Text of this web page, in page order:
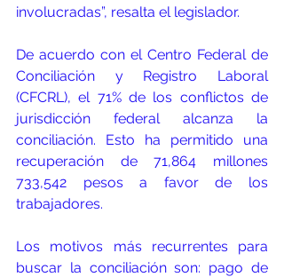
involucradas”, resalta el legislador.
De acuerdo con el Centro Federal de
Conciliación y Registro Laboral
(CFCRL), el 71% de los conflictos de
jurisdicción federal alcanza la
conciliación. Esto ha permitido una
recuperación de 71,864 millones
733,542 pesos a favor de los
trabajadores.
Los motivos más recurrentes para
buscar la conciliación son: pago de